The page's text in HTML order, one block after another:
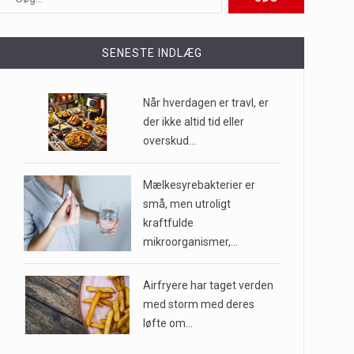
af mennesker…
til…
SENESTE INDLÆG
Når hverdagen er travl, er
der ikke altid tid eller
overskud…
Mælkesyrebakterier er
små, men utroligt
kraftfulde
mikroorganismer,…
Airfryere har taget verden
med storm med deres
løfte om…